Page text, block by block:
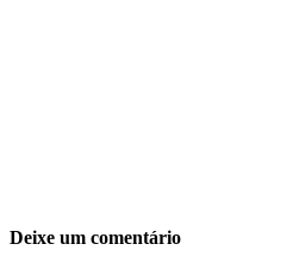
Deixe um comentário